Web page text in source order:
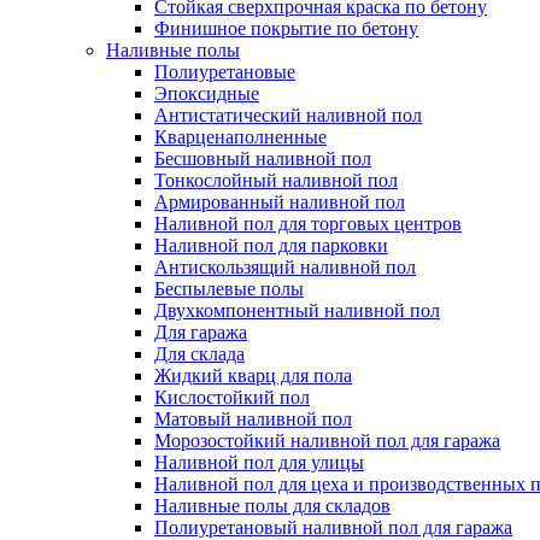
Стойкая сверхпрочная краска по бетону
Финишное покрытие по бетону
Наливные полы
Полиуретановые
Эпоксидные
Антистатический наливной пол
Кварценаполненные
Бесшовный наливной пол
Тонкослойный наливной пол
Армированный наливной пол
Наливной пол для торговых центров
Наливной пол для парковки
Антискользящий наливной пол
Беспылевые полы
Двухкомпонентный наливной пол
Для гаража
Для склада
Жидкий кварц для пола
Кислостойкий пол
Матовый наливной пол
Морозостойкий наливной пол для гаража
Наливной пол для улицы
Наливной пол для цеха и производственных
Наливные полы для складов
Полиуретановый наливной пол для гаража